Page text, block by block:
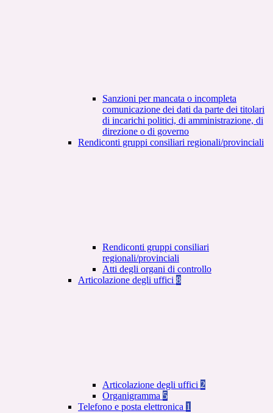
Sanzioni per mancata o incompleta
comunicazione dei dati da parte dei titolari
di incarichi politici, di amministrazione, di
direzione o di governo
Rendiconti gruppi consiliari regionali/provinciali
Rendiconti gruppi consiliari
regionali/provinciali
Atti degli organi di controllo
Articolazione degli uffici 8
Articolazione degli uffici 2
Organigramma 5
Telefono e posta elettronica 1